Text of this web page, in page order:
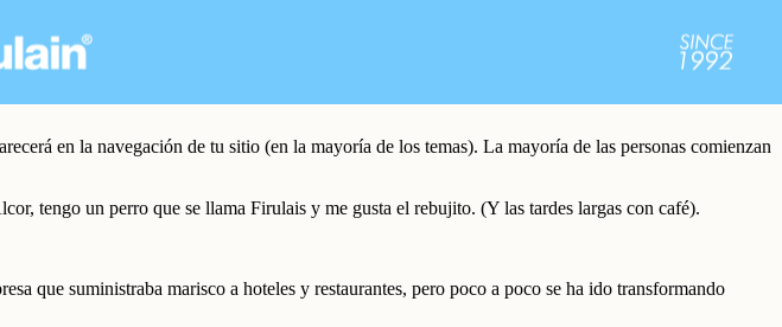
en la navegación de tu sitio (en la mayoría de los temas). La mayoría de las personas comienzan
tengo un perro que se llama Firulais y me gusta el rebujito. (Y las tardes largas con café).
que suministraba marisco a hoteles y restaurantes, pero poco a poco se ha ido transformando